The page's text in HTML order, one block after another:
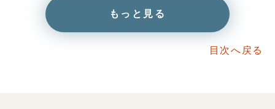
もっと見る
目次へ戻る